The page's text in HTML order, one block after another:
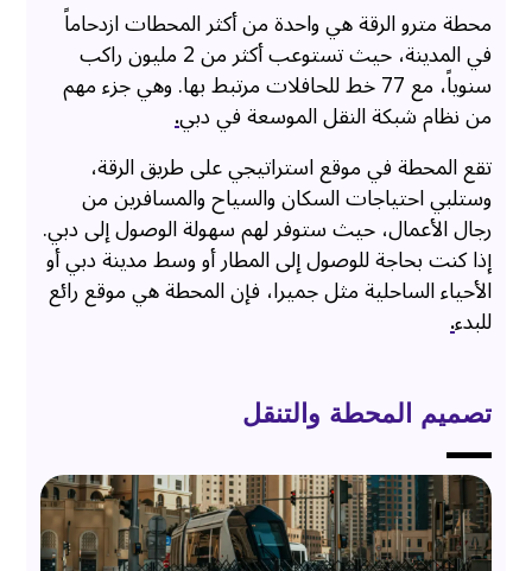
محطة مترو الرقة هي واحدة من أكثر المحطات ازدحاماً
في المدينة، حيث تستوعب أكثر من 2 مليون راكب
سنوياً، مع 77 خط للحافلات مرتبط بها. وهي جزء مهم
من نظام شبكة النقل الموسعة في دبي.
تقع المحطة في موقع استراتيجي على طريق الرقة،
وستلبي احتياجات السكان والسياح والمسافرين من
رجال الأعمال، حيث ستوفر لهم سهولة الوصول إلى دبي.
إذا كنت بحاجة للوصول إلى المطار أو وسط مدينة دبي أو
الأحياء الساحلية مثل جميرا، فإن المحطة هي موقع رائع
للبدء.
تصميم المحطة والتنقل